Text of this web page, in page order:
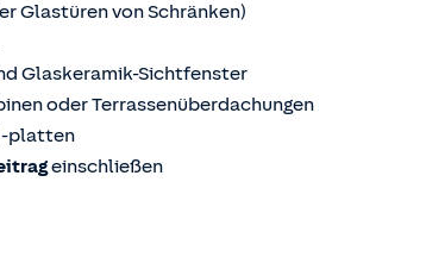
Glastüren von Schränken)
Glaskeramik-Sichtfenster
oder Terrassenüberdachungen
-platten
einschließen